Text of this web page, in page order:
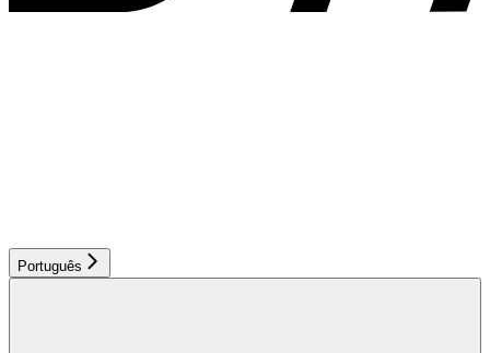
Português